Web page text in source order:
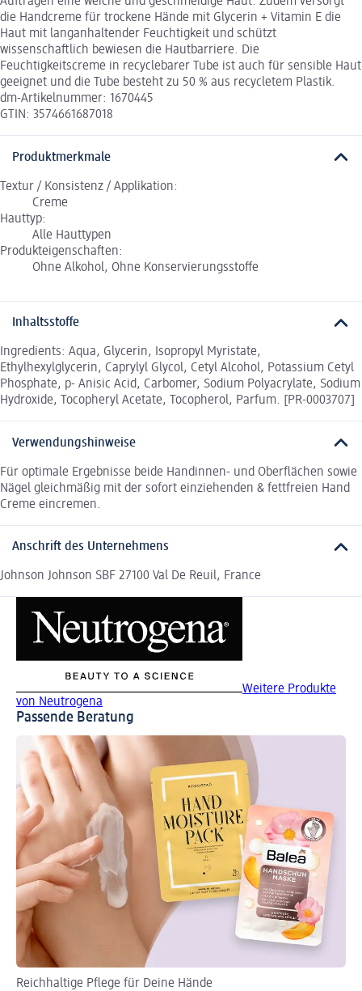
die Handcreme für trockene Hände mit Glycerin + Vitamin E die
Haut mit langanhaltender Feuchtigkeit und schützt
wissenschaftlich bewiesen die Hautbarriere. Die
Feuchtigkeitscreme in recyclebarer Tube ist auch für sensible Haut
geeignet und die Tube besteht zu 50 % aus recycletem Plastik.
dm-Artikelnummer: 1670445
GTIN: 3574661687018
Produktmerkmale
Textur / Konsistenz / Applikation:
Creme
Hauttyp:
Alle Hauttypen
Produkteigenschaften:
Ohne Alkohol, Ohne Konservierungsstoffe
Inhaltsstoffe
Ingredients: Aqua, Glycerin, Isopropyl Myristate,
Ethylhexylglycerin, Caprylyl Glycol, Cetyl Alcohol, Potassium Cetyl
Phosphate, p- Anisic Acid, Carbomer, Sodium Polyacrylate, Sodium
Hydroxide, Tocopheryl Acetate, Tocopherol, Parfum. [PR-0003707]
Verwendungshinweise
Für optimale Ergebnisse beide Handinnen- und Oberflächen sowie
Nägel gleichmäßig mit der sofort einziehenden & fettfreien Hand
Creme eincremen.
Anschrift des Unternehmens
Johnson Johnson SBF 27100 Val De Reuil, France
Weitere Produkte
von Neutrogena
Passende Beratung
Reichhaltige Pflege für Deine Hände